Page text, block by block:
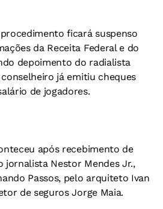
ficará suspenso
da Receita Federal e do
depoimento do radialista
já emitiu cheques
de jogadores.
após recebimento de
jornalista Nestor Mendes Jr.,
Passos, pelo arquiteto Ivan
de seguros Jorge Maia.